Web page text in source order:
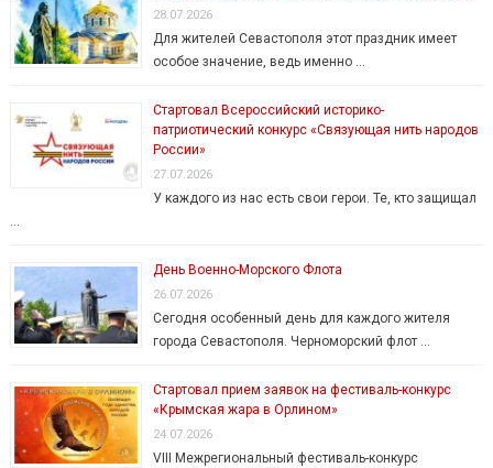
28.07.2026
Для жителей Севастополя этот праздник имеет
особое значение, ведь именно …
Стартовал Всероссийский историко-
патриотический конкурс «Связующая нить народов
России»
27.07.2026
У каждого из нас есть свои герои. Те, кто защищал
…
День Военно-Морского Флота
26.07.2026
Сегодня особенный день для каждого жителя
города Севастополя. Черноморский флот …
Стартовал прием заявок на фестиваль-конкурс
«Крымская жара в Орлином»
24.07.2026
VIII Межрегиональный фестиваль-конкурс